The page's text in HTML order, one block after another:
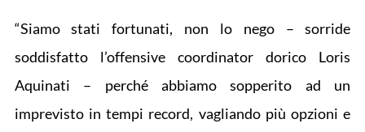
“Siamo stati fortunati, non lo nego – sorride
soddisfatto l’offensive coordinator dorico Loris
Aquinati – perché abbiamo sopperito ad un
imprevisto in tempi record, vagliando più opzioni e